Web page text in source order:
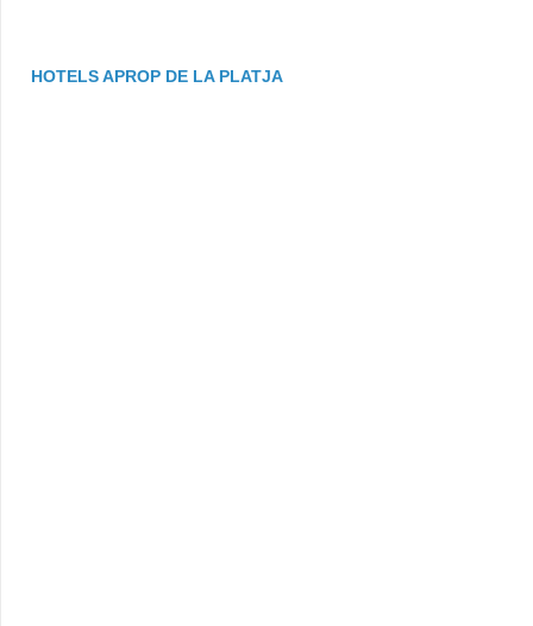
HOTELS APROP DE LA PLATJA